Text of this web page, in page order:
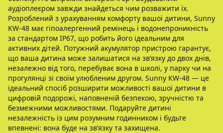
аудіоплеєром завжди знайдеться чим розважити їх.
Розроблений з урахуванням комфорту вашої дитини, Sunny
KW-48 має гіпоалергенний ремінець і водонепроникність
за стандартом IP67, що робить його ідеальним для
активних дітей. Потужний акумулятор пристрою гарантує,
що ваша дитина може залишатися на зв’язку до двох днів,
незалежно від того, перебуває вона в школі, у парку чи на
прогулянці зі своїм улюбленим другом. Sunny KW-48 — це
ідеальний спосіб розширити можливості вашої дитини в
цифровій подорожі, наповненій безпекою, зручністю та
безмежними можливостями. Подаруйте дитині
незалежність із цим розумним годинником і будьте
впевнені: вона буде на зв’язку та захищена.